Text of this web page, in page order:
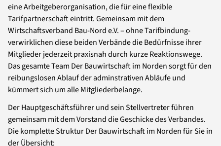
eine Arbeitgeberorganisation, die für eine flexible
Tarifpartnerschaft eintritt. Gemeinsam mit dem
Wirtschaftsverband Bau-Nord e.V. – ohne Tarifbindung-
verwirklichen diese beiden Verbände die Bedürfnisse ihrer
Mitglieder jederzeit praxisnah durch kurze Reaktionswege.
Das gesamte Team Der Bauwirtschaft im Norden sorgt für den
reibungslosen Ablauf der adminstrativen Abläufe und
kümmert sich um alle Mitgliederbelange.
Der Hauptgeschäftsführer und sein Stellvertreter führen
gemeinsam mit dem Vorstand die Geschicke des Verbandes.
Die komplette Struktur Der Bauwirtschaft im Norden für Sie in
der Übersicht: